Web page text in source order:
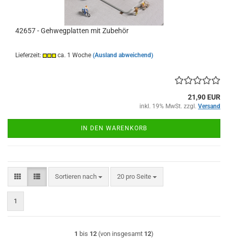
42657 - Gehwegplatten mit Zubehör
Lieferzeit: ca. 1 Woche (Ausland abweichend)
21,90 EUR
inkl. 19% MwSt. zzgl. Versand
IN DEN WARENKORB
Sortieren nach
Sortieren nach 20 pro Seite
pro Seite
1
1 bis 12 (von insgesamt 12)